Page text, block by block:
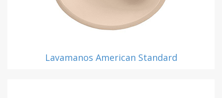
Lavamanos American Standard